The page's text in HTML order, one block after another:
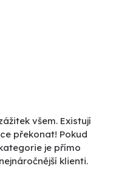
všem. Existují
překonat! Pokud
je přímo
klienti.